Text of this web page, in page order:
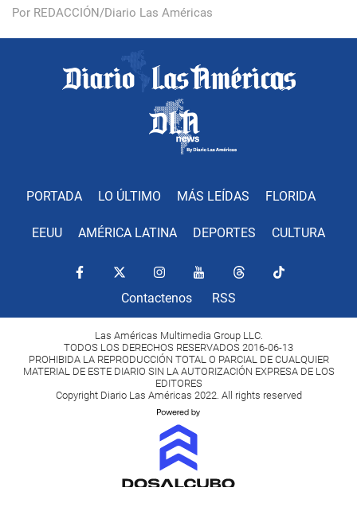
Por REDACCIÓN/Diario Las Américas
PORTADA LO ÚLTIMO MÁS LEÍDAS FLORIDA
EEUU AMÉRICA LATINA DEPORTES CULTURA
Contactenos RSS
Las Américas Multimedia Group LLC.
TODOS LOS DERECHOS RESERVADOS 2016-06-13
PROHIBIDA LA REPRODUCCIÓN TOTAL O PARCIAL DE CUALQUIER
MATERIAL DE ESTE DIARIO SIN LA AUTORIZACIÓN EXPRESA DE LOS
EDITORES
Copyright Diario Las Américas 2022. All rights reserved